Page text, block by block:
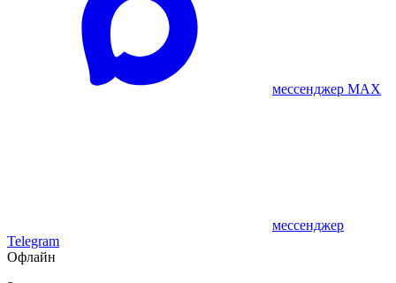
мессенджер MAX
мессенджер
Telegram
Офлайн